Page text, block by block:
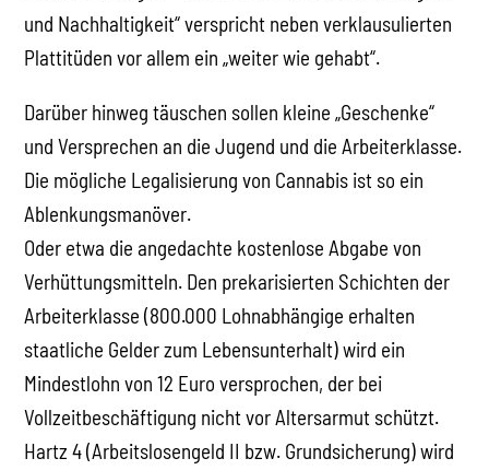
und Nachhaltigkeit“ verspricht neben verklausulierten
Plattitüden vor allem ein „weiter wie gehabt“.
Darüber hinweg täuschen sollen kleine „Geschenke“
und Versprechen an die Jugend und die Arbeiterklasse.
Die mögliche Legalisierung von Cannabis ist so ein
Ablenkungsmanöver.
Oder etwa die angedachte kostenlose Abgabe von
Verhüttungsmitteln. Den prekarisierten Schichten der
Arbeiterklasse (800.000 Lohnabhängige erhalten
staatliche Gelder zum Lebensunterhalt) wird ein
Mindestlohn von 12 Euro versprochen, der bei
Vollzeitbeschäftigung nicht vor Altersarmut schützt.
Hartz 4 (Arbeitslosengeld II bzw. Grundsicherung) wird